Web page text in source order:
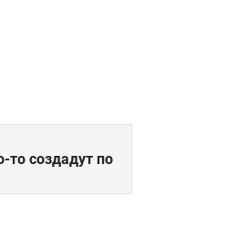
создадут по